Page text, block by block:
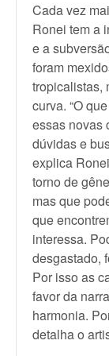
Cada vez
Ronei tem a
e a
foram
tropicalistas,
curva. “O
essas novas
dúvidas e
explica
torno de
mas que
que
interessa.
desgastado,
Por isso as
favor da
harmonia.
detalha o